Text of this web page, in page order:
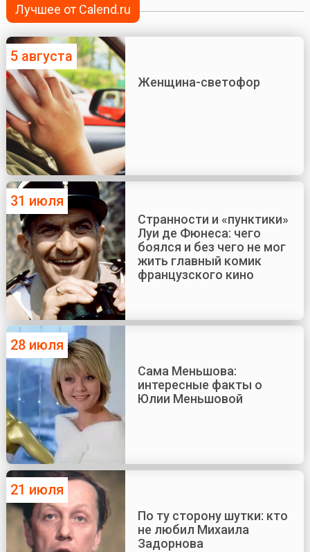
Лучшее от Calend.ru
5 августа
Женщина-светофор
31 июля
Странности и «пунктики»
Луи де Фюнеса: чего
боялся и без чего не мог
жить главный комик
французского кино
28 июля
Сама Меньшова:
интересные факты о
Юлии Меньшовой
21 июля
По ту сторону шутки: кто
не любил Михаила
Задорнова